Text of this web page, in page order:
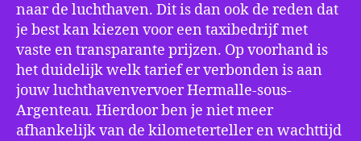
naar de luchthaven. Dit is dan ook de reden dat
je best kan kiezen voor een taxibedrijf met
vaste en transparante prijzen. Op voorhand is
het duidelijk welk tarief er verbonden is aan
jouw luchthavenvervoer Hermalle-sous-
Argenteau. Hierdoor ben je niet meer
afhankelijk van de kilometerteller en wachttijd